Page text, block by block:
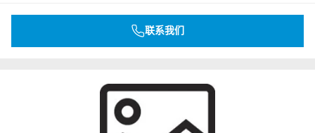
联系我们